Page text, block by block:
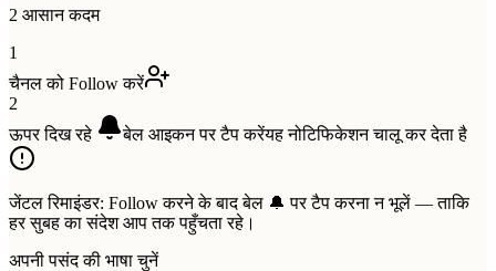
2 आसान कदम
1
चैनल को Follow करें
2
ऊपर दिख रहे
बेल आइकन पर टैप करेंयह नोटिफिकेशन चालू कर देता है
जेंटल रिमाइंडर: Follow करने के बाद बेल 🔔 पर टैप करना न भूलें — ताकि
हर सुबह का संदेश आप तक पहुँचता रहे।
अपनी पसंद की भाषा चुनें